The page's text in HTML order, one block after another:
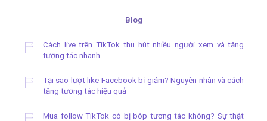
Blog
Cách live trên TikTok thu hút nhiều người xem và tăng
tương tác nhanh
Tại sao lượt like Facebook bị giảm? Nguyên nhân và cách
tăng tương tác hiệu quả
Mua follow TikTok có bị bóp tương tác không? Sự thật